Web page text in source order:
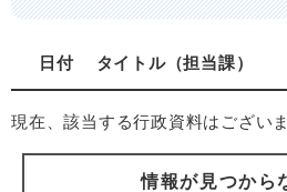
日付 タイトル 担当課
現在、該当する行政資料はございま
情報が見つから